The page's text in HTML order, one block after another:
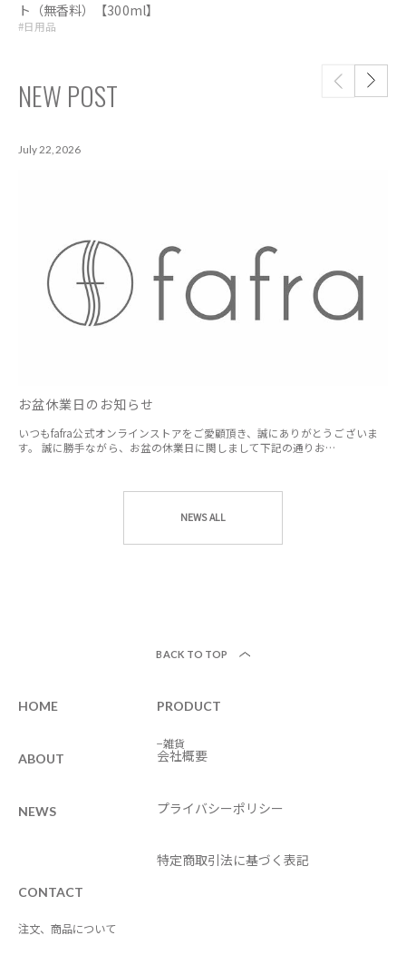
ト（無香料）【300ml】
#日用品
NEW POST
July 22, 2026
お盆休業日のお知らせ
いつもfafra公式オンラインストアをご愛顧頂き、誠にありがとうございま
す。 誠に勝手ながら、お盆の休業日に関しまして下記の通りお…
NEWS ALL
BACK TO TOP
HOME
ABOUT
NEWS
PRODUCT
−雑貨
CONTACT
注文、商品について
会社概要
プライバシーポリシー
特定商取引法に基づく表記